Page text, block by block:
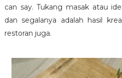
can say. Tukang masak atau
dan segalanya adalah hasil
restoran juga.